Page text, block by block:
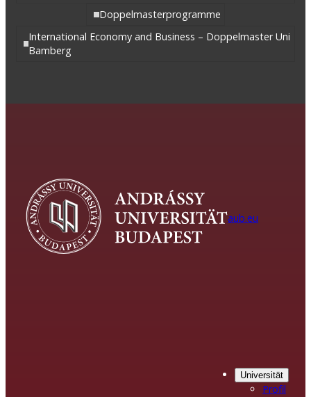
Doppelmasterprogramme
International Economy and Business – Doppelmaster Uni
Bamberg
aub.eu
Universität
Profil